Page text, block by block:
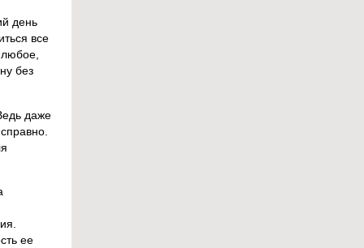
день
все
любое,
без
даже
ее